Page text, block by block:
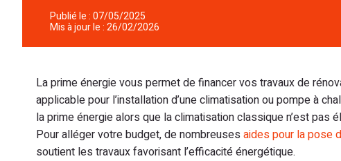
Publié le : 07/05/2025
Mis à jour le : 26/02/2026
La prime énergie vous permet de financer vos travaux de
applicable pour l’installation d’une climatisation ou pompe à
la prime énergie alors que la climatisation classique n’est pas
Pour alléger votre budget, de nombreuses aides pour la pose
soutient les travaux favorisant l’efficacité énergétique.